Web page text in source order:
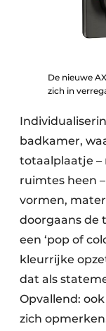
De nieuwe
zich in
badkamer,
totaalplaatje –
ruimtes heen
vormen,
doorgaans de
een ‘pop of
kleurrijke
dat als
Opvallend:
zich